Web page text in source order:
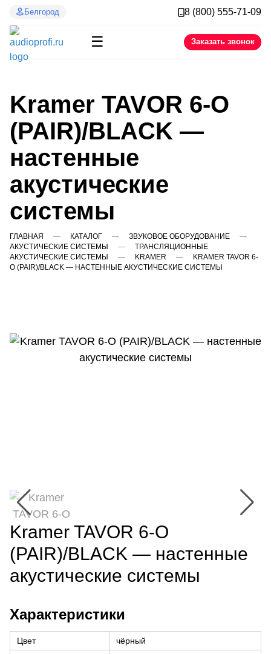
Белгород 8 (800) 555-71-09
☰ Заказать звонок
Kramer TAVOR 6-O
(PAIR)/BLACK —
настенные
акустические
системы
ГЛАВНАЯ КАТАЛОГ
ЗВУКОВОЕ ОБОРУДОВАНИЕ
АКУСТИЧЕСКИЕ СИСТЕМЫ
ТРАНСЛЯЦИОННЫЕ
АКУСТИЧЕСКИЕ СИСТЕМЫ
KRAMER
KRAMER TAVOR 6-
O (PAIR)/BLACK — НАСТЕННЫЕ АКУСТИЧЕСКИЕ СИСТЕМЫ
Kramer TAVOR 6-O
(PAIR)/BLACK — настенные
акустические системы
Характеристики
Цвет
чёрный